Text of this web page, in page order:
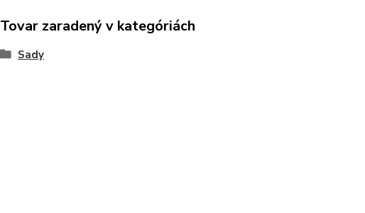
Tovar zaradený v kategóriách
Sady